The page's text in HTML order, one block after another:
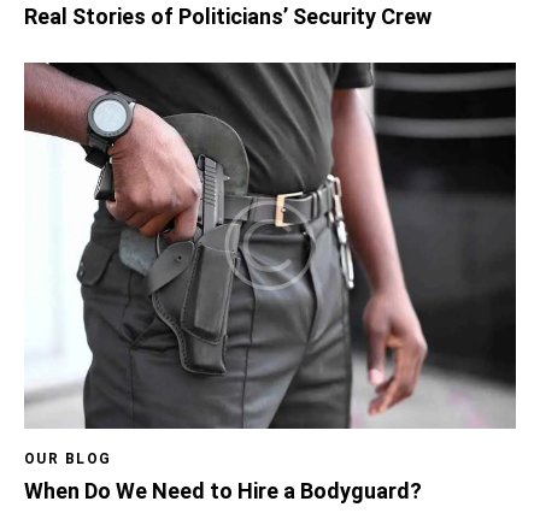
Real Stories of Politicians’ Security Crew
OUR BLOG
When Do We Need to Hire a Bodyguard?